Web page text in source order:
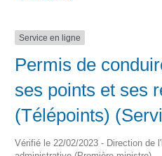
Service en ligne
Permis de
ses points et ses
(Télépoints)
Vérifié le 22/02/2023 - Direction de